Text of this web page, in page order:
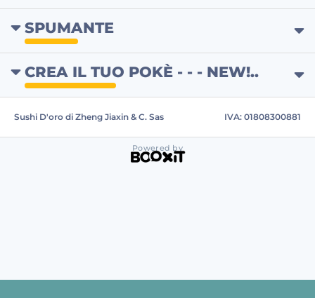
SPUMANTE
CREA IL TUO POKÈ - - - NEW!..
Sushi D'oro di Zheng Jiaxin & C. Sas IVA: 01808300881
Powered by
ristorante giapponese cinese vittoria (RG), sushi d'oro vittoria